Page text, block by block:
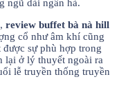
ngũ dải ngân hà.
review buffet bà nà hill
cổ như âm khí cũng
sự phù hợp trong
lại ở lý thuyết ngoài ra
lễ truyền thống truyền